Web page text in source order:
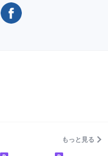
もっと見る